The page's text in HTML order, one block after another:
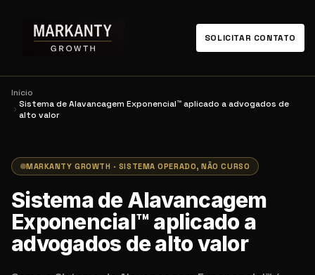
SOLICITAR CONTATO
Início
Sistema de Alavancagem Exponencial™ aplicado a advogados de
alto valor
MARKANTY GROWTH · SISTEMA OPERADO, NÃO CURSO
Sistema de Alavancagem
Exponencial™ aplicado a
advogados de alto valor